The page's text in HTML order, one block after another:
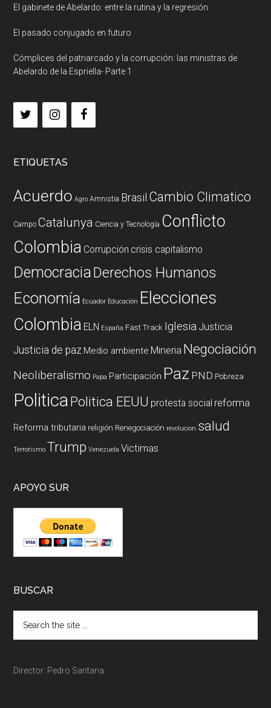
El gabinete de Abelardo: entre la rutina y la regresión
El pasado conjugado en futuro
Cómplices del patriarcado y la corrupción: las ministras de
Abelardo de la Espriella- Parte 1
ETIQUETAS
Acuerdo Agro Amnistia Brasil Cambio Climatico
Campo Catalunya Ciencia y Tecnología Conflicto
Colombia Corrupción crisis capitalismo
DemocraciaDerechos Humanos
Economía Ecuador Educación Elecciones
Colombia ELN España Fast Track Iglesia Justicia
Justicia de paz Medio ambiente Mineria Negociación
Neoliberalismo Papa Participación Paz PND Pobreza
PoliticaPolitica EEUU protesta social reforma
Reforma tributaria religión Renegociación revolucion salud
Terrorismo Trump Venezuela Victimas
APOYO SUR
BUSCAR
Director: Pedro Santana